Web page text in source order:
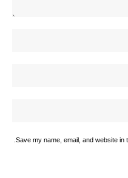
Save my name, email, and website in